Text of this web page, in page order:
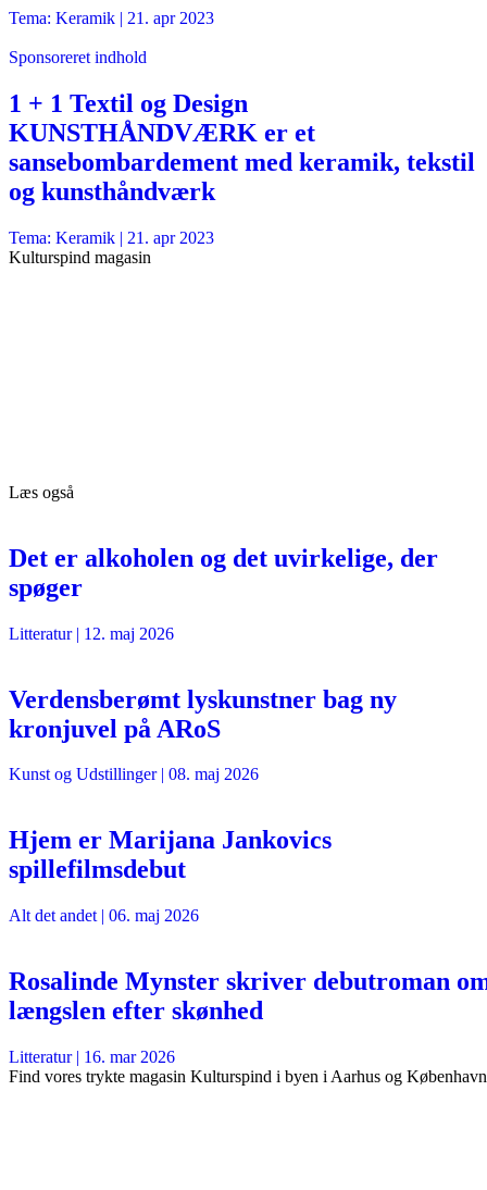
Tema: Keramik | 21. apr 2023
Sponsoreret indhold
1 + 1 Textil og Design
KUNSTHÅNDVÆRK er et
sansebombardement med keramik, tekstil
og kunsthåndværk
Tema: Keramik | 21. apr 2023
Kulturspind magasin
Læs også
Det er alkoholen og det uvirkelige, der
spøger
Litteratur| 12. maj 2026
Verdensberømt lyskunstner bag ny
kronjuvel på ARoS
Kunst og Udstillinger| 08. maj 2026
Hjem er Marijana Jankovics
spillefilmsdebut
Alt det andet | 06. maj 2026
Rosalinde Mynster skriver debutroman
længslen efter skønhed
Litteratur| 16. mar 2026
Find vores trykte magasin Kulturspind i byen i Aarhus og København